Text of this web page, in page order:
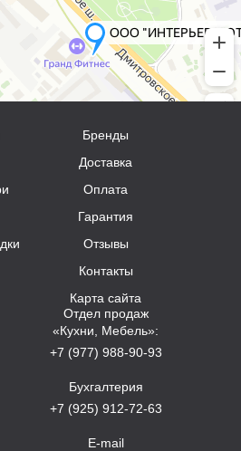
Бренды
Доставка
Оплата
Гарантия
Отзывы
Контакты
Карта сайта
Отдел продаж
«Кухни, Мебель»:
+7 (977) 988-90-93
Бухгалтерия
+7 (925) 912-72-63
E-mail